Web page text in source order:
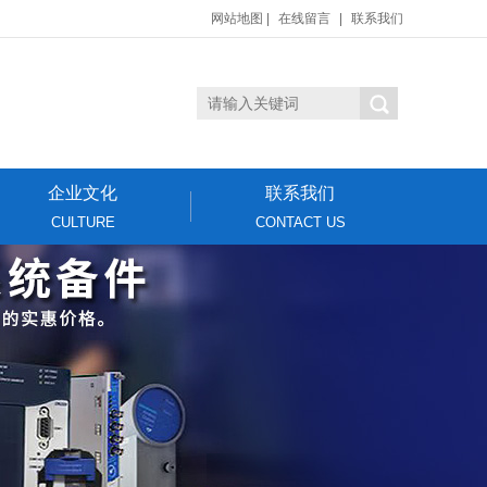
网站地图 在线留言 联系我们
企业文化
CULTURE
联系我们
CONTACT US